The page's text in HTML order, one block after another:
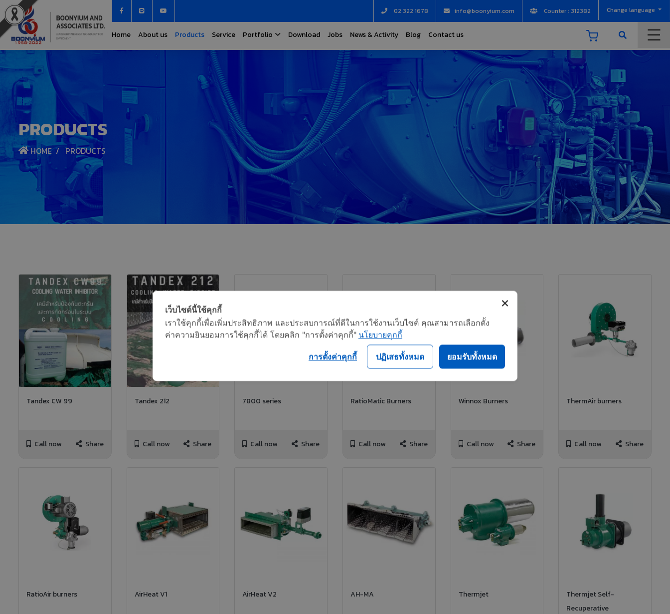
02 322 1678 info@boonyium.com Counter : 312382 Change language
Home About us Products Service Portfolio Download Jobs News & Activity Blog Contact us
PRODUCTS
HOME PRODUCTS
Tandex CW 99
Call now Share
Tandex 212
Call now Share
7800 series
Call now Share
RatioMatic Burners
Call now Share
Winnox Burners
Call now Share
ThermAir burners
Call now Share
RatioAir burners AirHeat V1 AirHeat V2 AH-MA Thermjet
Thermjet Self-
Recuperative
เว็บไซต์นี้ใช้คุกกี้
เราใช้คุกกี้เพื่อเพิ่มประสิทธิภาพ และประสบการณ์ที่ดีในการใช้งานเว็บไซต์ คุณสามารถเลือกตั้ง
ค่าความยินยอมการใช้คุกกี้ได้ โดยคลิก "การตั้งค่าคุกกี้" นโยบายคุกกี้
ปฏิเสธทั้งหมด ยอมรับทั้งหมด
การตั้งค่าคุกกี้